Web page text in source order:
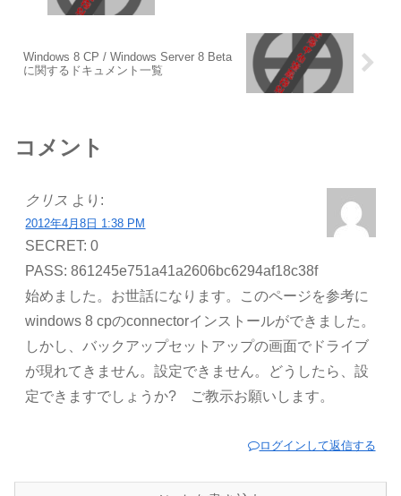
Windows 8 CP / Windows Server 8 Beta
に関するドキュメント一覧
コメント
クリス より:
2012年4月8日 1:38 PM
SECRET: 0
PASS: 861245e751a41a2606bc6294af18c38f
始めました。お世話になります。このページを参考に
windows 8 cpのconnectorインストールができました。
しかし、バックアップセットアップの画面でドライブ
が現れてきません。設定できません。どうしたら、設
定できますでしょうか? ご教示お願いします。
ログインして返信する